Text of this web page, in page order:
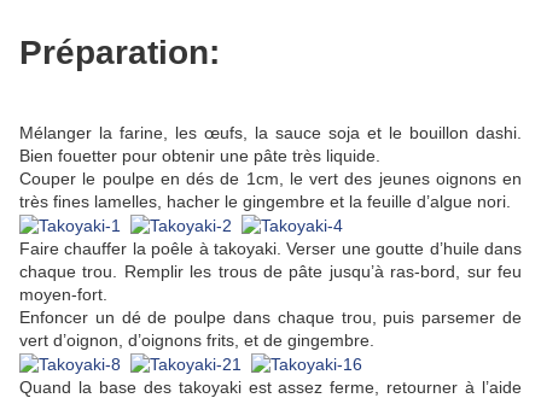
Préparation:
Mélanger la farine, les œufs, la sauce soja et le bouillon dashi.
Bien fouetter pour obtenir une pâte très liquide.
Couper le poulpe en dés de 1cm, le vert des jeunes oignons en
très fines lamelles, hacher le gingembre et la feuille d’algue nori.
Faire chauffer la poêle à takoyaki. Verser une goutte d’huile dans
chaque trou. Remplir les trous de pâte jusqu’à ras-bord, sur feu
moyen-fort.
Enfoncer un dé de poulpe dans chaque trou, puis parsemer de
vert d’oignon, d’oignons frits, et de gingembre.
Quand la base des takoyaki est assez ferme, retourner à l’aide